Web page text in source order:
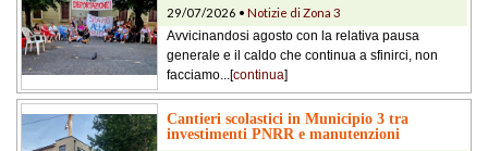
29/07/2026 • Notizie di Zona 3
Avvicinandosi agosto con la relativa pausa
generale e il caldo che continua a sfinirci, non
facciamo...[continua]
Cantieri scolastici in Municipio 3 tra
investimenti PNRR e manutenzioni